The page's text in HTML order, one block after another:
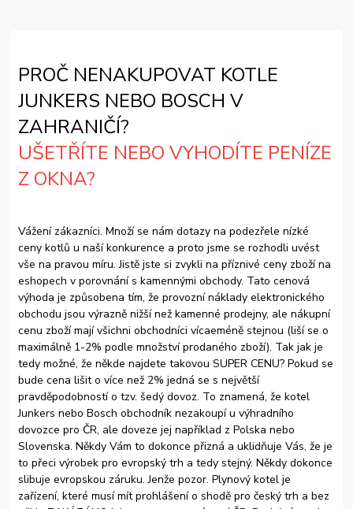
PROČ NENAKUPOVAT KOTLE
JUNKERS NEBO BOSCH V
ZAHRANIČÍ?
UŠETŘÍTE NEBO VYHODÍTE PENÍZE
Z OKNA?
Vážení zákazníci. Množí se nám dotazy na podezřele nízké
ceny kotlů u naší konkurence a proto jsme se rozhodli uvést
vše na pravou míru. Jistě jste si zvykli na příznivé ceny zboží na
eshopech v porovnání s kamennými obchody. Tato cenová
výhoda je způsobena tím, že provozní náklady elektronického
obchodu jsou výrazně nižší než kamenné prodejny, ale nákupní
cenu zboží mají všichni obchodníci vícaeméně stejnou (liší se o
maximálně 1-2% podle množství prodaného zboží). Tak jak je
tedy možné, že někde najdete takovou SUPER CENU? Pokud se
bude cena lišit o více než 2% jedná se s největší
pravděpodobností o tzv. šedý dovoz. To znamená, že kotel
Junkers nebo Bosch obchodník nezakoupí u výhradního
dovozce pro ČR, ale doveze jej například z Polska nebo
Slovenska. Někdy Vám to dokonce přizná a uklidňuje Vás, že je
to přeci výrobek pro evropský trh a tedy stejný. Někdy dokonce
slibuje evropskou záruku. Jenže pozor. Plynový kotel je
zařízení, které musí mít prohlášení o shodě pro český trh a bez